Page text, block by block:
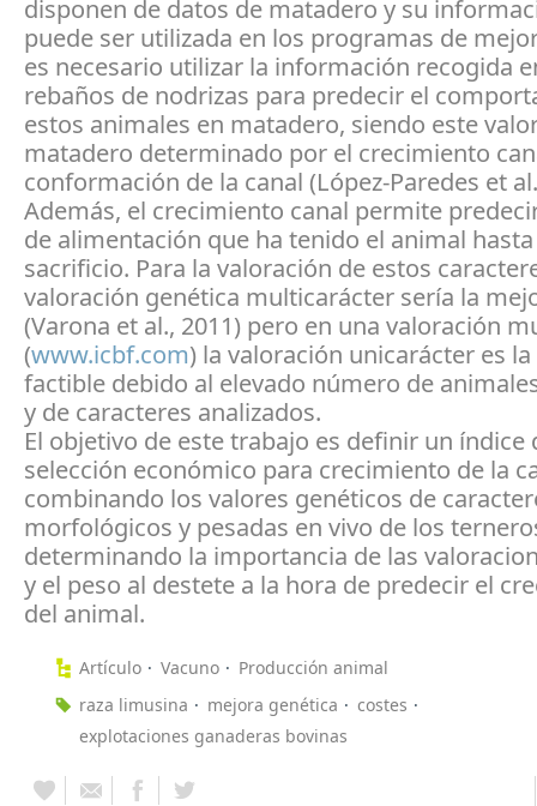
disponen de datos de matadero y su
puede ser utilizada en los programas de
es necesario utilizar la información recogida
rebaños de nodrizas para predecir el
estos animales en matadero, siendo este
matadero determinado por el crecimiento
conformación de la canal (López-Paredes et
Además, el crecimiento canal permite
de alimentación que ha tenido el animal
sacrificio. Para la valoración de estos
valoración genética multicarácter sería la
(Varona et al., 2011) pero en una valoración
(www.icbf.com) la valoración unicarácter es
factible debido al elevado número de
y de caracteres analizados.
El objetivo de este trabajo es definir un índice
selección económico para crecimiento de la
combinando los valores genéticos de
morfológicos y pesadas en vivo de los
determinando la importancia de las
y el peso al destete a la hora de predecir el
del animal.
Artículo Vacuno
Producción animal
raza limusina
mejora genética
costes
explotaciones ganaderas bovinas